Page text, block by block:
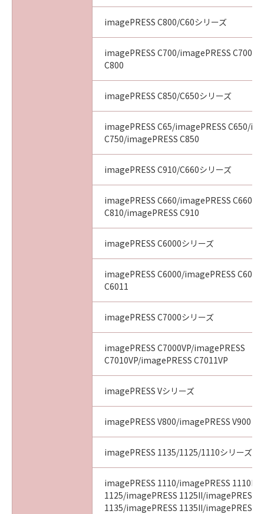
imagePRESS C800/C60シリーズ
imagePRESS C700/imagePRESS C700L/
C800
imagePRESS C850/C650シリーズ
imagePRESS C65/imagePRESS C650/
C750/imagePRESS C850
imagePRESS C910/C660シリーズ
imagePRESS C660/imagePRESS
C810/imagePRESS C910
imagePRESS C6000シリーズ
imagePRESS C6000/imagePRESS
C6011
imagePRESS C7000シリーズ
imagePRESS C7000VP/imagePRESS
C7010VP/imagePRESS C7011VP
imagePRESS Vシリーズ
imagePRESS V800/imagePRESS V900
imagePRESS 1135/1125/1110シリーズ
imagePRESS 1110/imagePRESS 1110II/
1125/imagePRESS 1125II/imagePRESS
1135/imagePRESS 1135II/imagePRESS